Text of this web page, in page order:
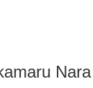
Nara